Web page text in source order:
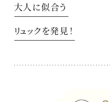
大人に似合う
リュックを発見！